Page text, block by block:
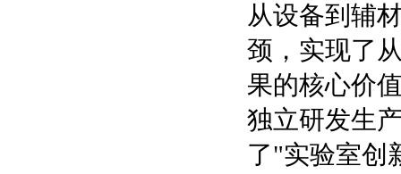
从设备到辅
颈，实现了
果的核心价
独立研发生
了"实验室创